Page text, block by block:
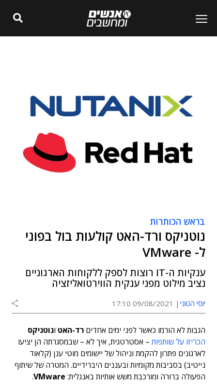
בראש הכותרות
נוטניקס ורד-האט קולעות בול בפוני
ל- VMware
ענקיות ה-IT רוצות לספק ללקוחות הארגוניים
נציב מילוט מפני ענקית הווירטואליזציה
יוסי הטוני 09/08/2021 17:10
הגבות לא הורמו כאשר לפני ימים אחדים רד-האט ונוטניקס
הכריזו על שותפות – אסטרטגית, איך לא – שבמסגרתה הן יציעו
לארגונים פתרון להקמת וניהול של יישומים מוטי ענן (קלאוד
נייטיב) בסביבות מקומיות ובעננים היברידיים. המטרה של שיתוף
הפעולה ברורה ומורכבת משש אותיות באנגלית: VMware
.